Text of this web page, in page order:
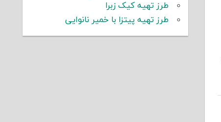
طرز تهیه کیک زبرا
طرز تهیه پیتزا با خمیر نانوایی